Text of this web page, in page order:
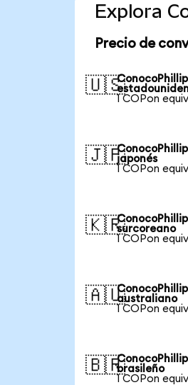
Explora
Precio de
🇺🇸
1 COPon
🇯🇵japonés
1 COPon
🇰🇷surcoreano
1 COPon
🇦🇺australiano
1 COPon
🇧🇷brasileño
1 COPon